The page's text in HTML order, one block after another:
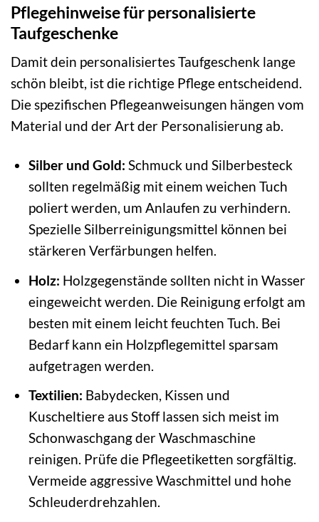
Pflegehinweise für personalisierte
Taufgeschenke
Damit dein personalisiertes Taufgeschenk lange
schön bleibt, ist die richtige Pflege entscheidend.
Die spezifischen Pflegeanweisungen hängen vom
Material und der Art der Personalisierung ab.
Silber und Gold: Schmuck und Silberbesteck
sollten regelmäßig mit einem weichen Tuch
poliert werden, um Anlaufen zu verhindern.
Spezielle Silberreinigungsmittel können bei
stärkeren Verfärbungen helfen.
Holz: Holzgegenstände sollten nicht in Wasser
eingeweicht werden. Die Reinigung erfolgt am
besten mit einem leicht feuchten Tuch. Bei
Bedarf kann ein Holzpflegemittel sparsam
aufgetragen werden.
Textilien: Babydecken, Kissen und
Kuscheltiere aus Stoff lassen sich meist im
Schonwaschgang der Waschmaschine
reinigen. Prüfe die Pflegeetiketten sorgfältig.
Vermeide aggressive Waschmittel und hohe
Schleuderdrehzahlen.